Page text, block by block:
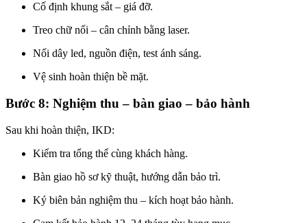
Cố định khung sắt – giá đỡ.
Treo chữ nổi – cân chỉnh bằng laser.
Nối dây led, nguồn điện, test ánh sáng.
Vệ sinh hoàn thiện bề mặt.
Bước 8: Nghiệm thu – bàn giao – bảo hành
Sau khi hoàn thiện, IKD:
Kiểm tra tổng thể cùng khách hàng.
Bàn giao hồ sơ kỹ thuật, hướng dẫn bảo trì.
Ký biên bản nghiệm thu – kích hoạt bảo hành.